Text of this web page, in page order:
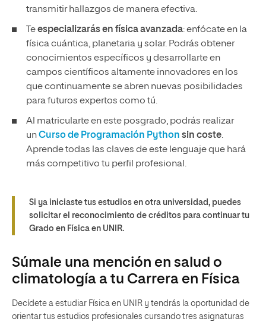
transmitir hallazgos de manera efectiva.
Teespecializarás en física avanzada: enfócate en la
física cuántica, planetaria y solar. Podrás obtener
conocimientos específicos y desarrollarte en
campos científicos altamente innovadores en los
que continuamente se abren nuevas posibilidades
para futuros expertos como tú.
Al matricularte en este posgrado, podrás realizar
unCurso de Programación Python sin coste.
Aprende todas las claves de este lenguaje que hará
más competitivo tu perfil profesional.
Si ya iniciaste tus estudios en otra universidad, puedes
solicitar el reconocimiento de créditos para continuar tu
Grado en Física en UNIR.
Súmale una mención en salud o
climatología a tu Carrera en Física
Decídete a estudiar Física en UNIR y tendrás la oportunidad de
orientar tus estudios profesionales cursando tres asignaturas